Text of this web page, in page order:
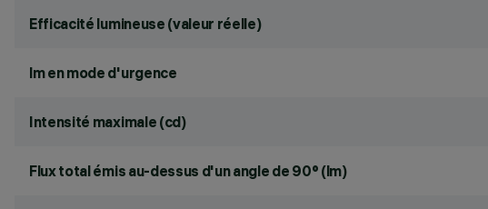
Efficacité lumineuse (valeur réelle)
lm en mode d'urgence
Intensité maximale (cd)
Flux total émis au-dessus d'un angle de 90° (lm)